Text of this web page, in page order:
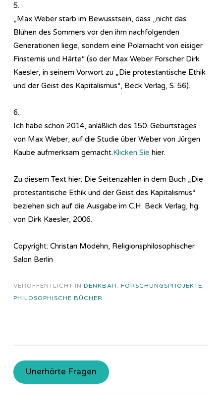
5.
„Max Weber starb im Bewusstsein, dass „nicht das
Blühen des Sommers vor den ihm nachfolgenden
Generationen liege, sondern eine Polarnacht von eisiger
Finsternis und Härte“ (so der Max Weber Forscher Dirk
Kaesler, in seinem Vorwort zu „Die protestantische Ethik
und der Geist des Kapitalismus“, Beck Verlag, S. 56).
6.
Ich habe schon 2014, anläßlich des 150. Geburtstages
von Max Weber, auf die Studie über Weber von Jürgen
Kaube aufmerksam gemacht.Klicken Sie hier.
Zu diesem Text hier: Die Seitenzahlen in dem Buch „Die
protestantische Ethik und der Geist des Kapitalismus“
beziehen sich auf die Ausgabe im C.H. Beck Verlag, hg.
von Dirk Kaesler, 2006.
Copyright: Christan Modehn, Religionsphilosophischer
Salon Berlin
VERÖFFENTLICHT IN DENKBAR, FORSCHUNGSPROJEKTE,
PHILOSOPHISCHE BÜCHER
Unerhörte Fragen